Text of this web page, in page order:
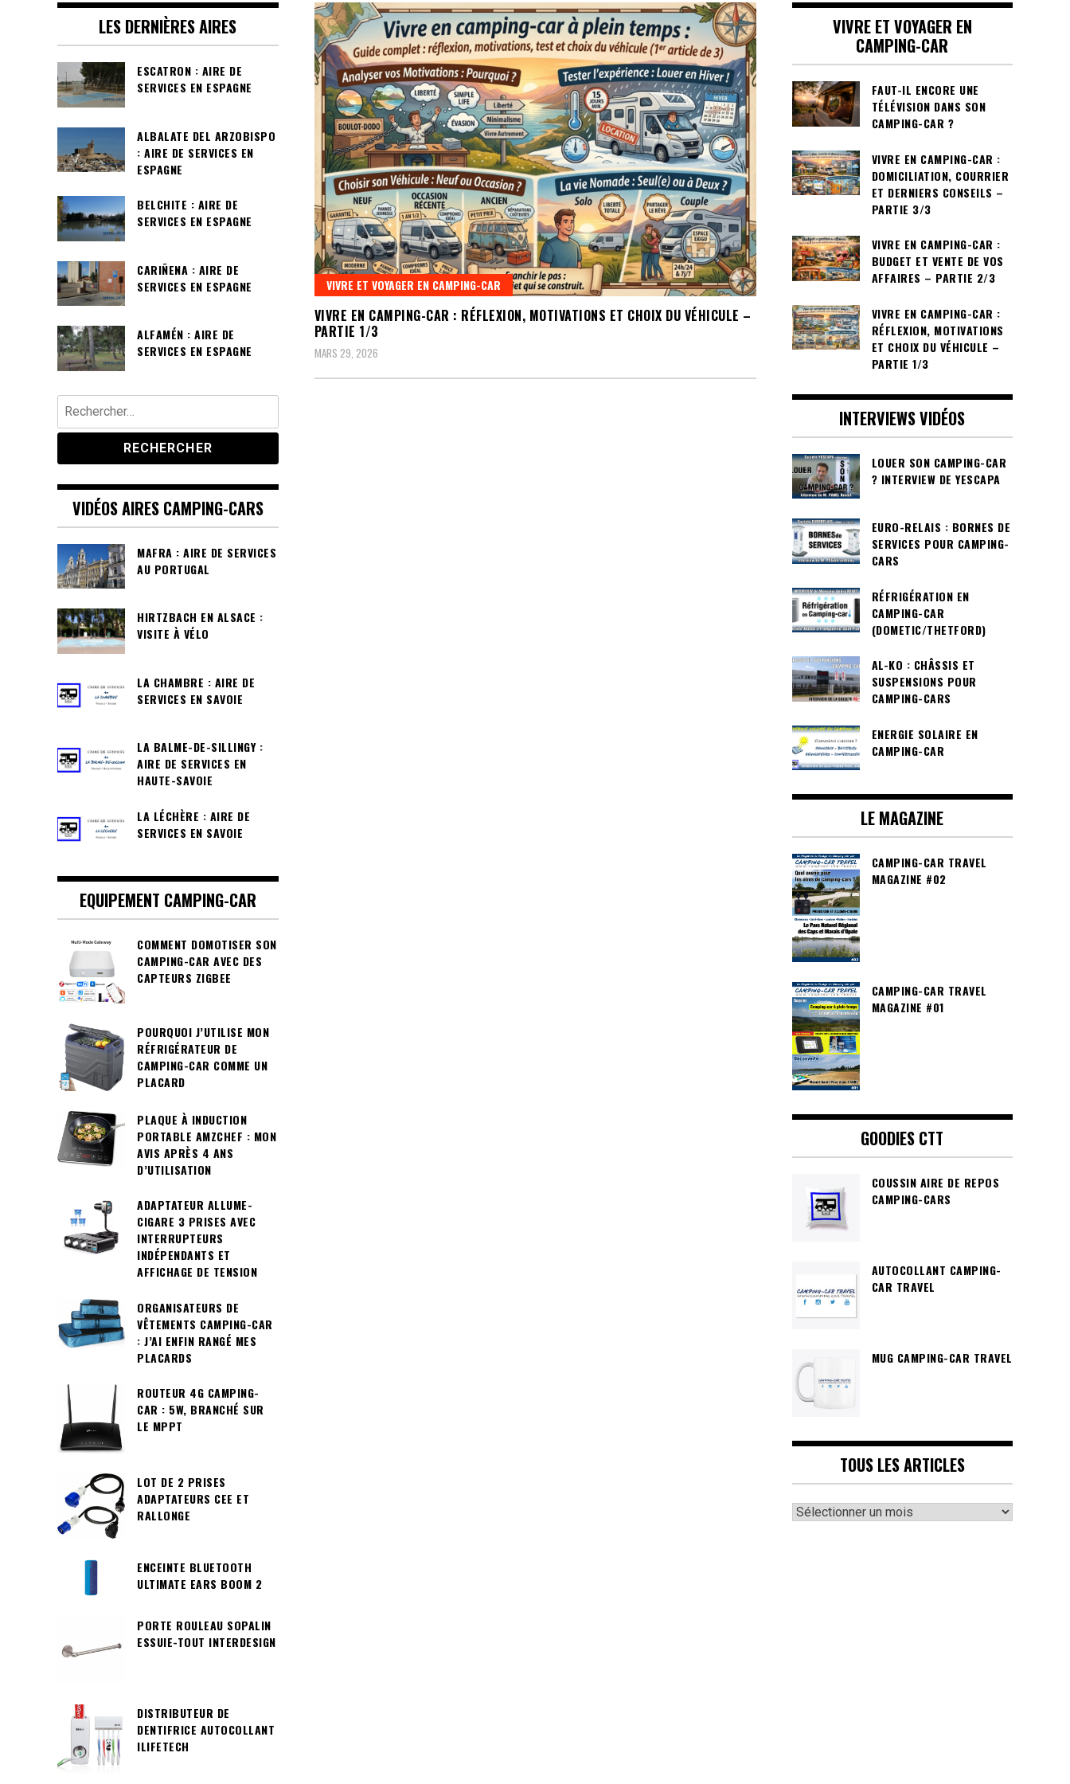
VIVRE ET VOYAGER EN CAMPING-CAR
VIVRE EN CAMPING-CAR : RÉFLEXION, MOTIVATIONS ET CHOIX DU VÉHICULE –
PARTIE 1/3
MARS 29, 2026
LES DERNIÈRES AIRES
ESCATRON : AIRE DE
SERVICES EN ESPAGNE
ALBALATE DEL ARZOBISPO
: AIRE DE SERVICES EN
ESPAGNE
BELCHITE : AIRE DE
SERVICES EN ESPAGNE
CARIÑENA : AIRE DE
SERVICES EN ESPAGNE
ALFAMÉN : AIRE DE
SERVICES EN ESPAGNE
Rechercher :
VIDÉOS AIRES CAMPING-CARS
MAFRA : AIRE DE SERVICES
AU PORTUGAL
HIRTZBACH EN ALSACE :
VISITE À VÉLO
LA CHAMBRE : AIRE DE
SERVICES EN SAVOIE
LA BALME-DE-SILLINGY :
AIRE DE SERVICES EN
HAUTE-SAVOIE
LA LÉCHÈRE : AIRE DE
SERVICES EN SAVOIE
EQUIPEMENT CAMPING-CAR
COMMENT DOMOTISER SON
CAMPING-CAR AVEC DES
CAPTEURS ZIGBEE
POURQUOI J’UTILISE MON
RÉFRIGÉRATEUR DE
CAMPING-CAR COMME UN
PLACARD
PLAQUE À INDUCTION
PORTABLE AMZCHEF : MON
AVIS APRÈS 4 ANS
D’UTILISATION
ADAPTATEUR ALLUME-
CIGARE 3 PRISES AVEC
INTERRUPTEURS
INDÉPENDANTS ET
AFFICHAGE DE TENSION
ORGANISATEURS DE
VÊTEMENTS CAMPING-CAR
: J’AI ENFIN RANGÉ MES
PLACARDS
ROUTEUR 4G CAMPING-
CAR : 5W, BRANCHÉ SUR
LE MPPT
LOT DE 2 PRISES
ADAPTATEURS CEE ET
RALLONGE
ENCEINTE BLUETOOTH
ULTIMATE EARS BOOM 2
PORTE ROULEAU SOPALIN
ESSUIE-TOUT INTERDESIGN
DISTRIBUTEUR DE
DENTIFRICE AUTOCOLLANT
ILIFETECH
VIVRE ET VOYAGER EN
CAMPING-CAR
FAUT-IL ENCORE UNE
TÉLÉVISION DANS SON
CAMPING-CAR ?
VIVRE EN CAMPING-CAR :
DOMICILIATION, COURRIER
ET DERNIERS CONSEILS –
PARTIE 3/3
VIVRE EN CAMPING-CAR :
BUDGET ET VENTE DE VOS
AFFAIRES – PARTIE 2/3
VIVRE EN CAMPING-CAR :
RÉFLEXION, MOTIVATIONS
ET CHOIX DU VÉHICULE –
PARTIE 1/3
INTERVIEWS VIDÉOS
LOUER SON CAMPING-CAR
? INTERVIEW DE YESCAPA
EURO-RELAIS : BORNES DE
SERVICES POUR CAMPING-
CARS
RÉFRIGÉRATION EN
CAMPING-CAR
(DOMETIC/THETFORD)
AL-KO : CHÂSSIS ET
SUSPENSIONS POUR
CAMPING-CARS
ENERGIE SOLAIRE EN
CAMPING-CAR
LE MAGAZINE
CAMPING-CAR TRAVEL
MAGAZINE #02
CAMPING-CAR TRAVEL
MAGAZINE #01
GOODIES CTT
COUSSIN AIRE DE REPOS
CAMPING-CARS
AUTOCOLLANT CAMPING-
CAR TRAVEL
MUG CAMPING-CAR TRAVEL
TOUS LES ARTICLES
Tous